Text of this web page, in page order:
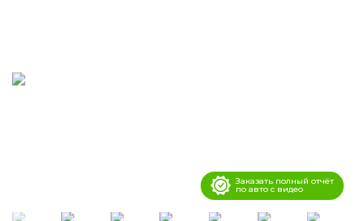
Заказать полный отчёт
по авто с видео